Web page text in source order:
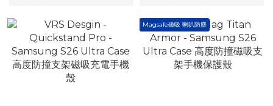
Magsafe磁吸 喇叭防塵